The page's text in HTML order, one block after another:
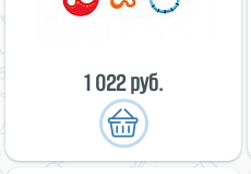
1 022 руб.